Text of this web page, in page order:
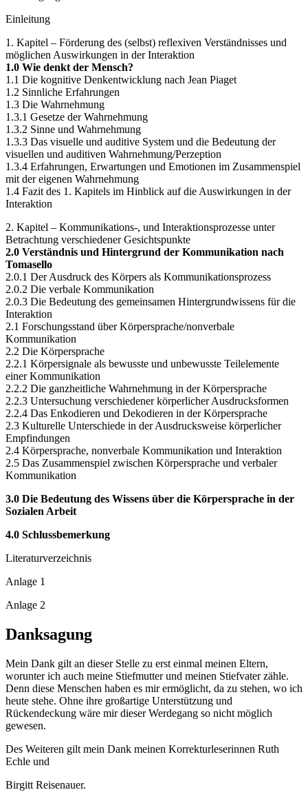
1. Kapitel – Förderung des (selbst) reflexiven Verständnisses und
möglichen Auswirkungen in der Interaktion
1.0 Wie denkt der Mensch?
1.1 Die kognitive Denkentwicklung nach Jean Piaget
1.2 Sinnliche Erfahrungen
1.3 Die Wahrnehmung
1.3.1 Gesetze der Wahrnehmung
1.3.2 Sinne und Wahrnehmung
1.3.3 Das visuelle und auditive System und die Bedeutung der
visuellen und auditiven Wahrnehmung/Perzeption
1.3.4 Erfahrungen, Erwartungen und Emotionen im Zusammenspiel
mit der eigenen Wahrnehmung
1.4 Fazit des 1. Kapitels im Hinblick auf die Auswirkungen in der
2. Kapitel – Kommunikations-, und Interaktionsprozesse unter
Betrachtung verschiedener Gesichtspunkte
2.0 Verständnis und Hintergrund der Kommunikation nach
Tomasello
2.0.1 Der Ausdruck des Körpers als Kommunikationsprozess
2.0.2 Die verbale Kommunikation
2.0.3 Die Bedeutung des gemeinsamen Hintergrundwissens für die
Interaktion
2.1 Forschungsstand über Körpersprache/nonverbale
Kommunikation
2.2 Die Körpersprache
2.2.1 Körpersignale als bewusste und unbewusste Teilelemente
einer Kommunikation
2.2.2 Die ganzheitliche Wahrnehmung in der Körpersprache
2.2.3 Untersuchung verschiedener körperlicher Ausdrucksformen
2.2.4 Das Enkodieren und Dekodieren in der Körpersprache
2.3 Kulturelle Unterschiede in der Ausdrucksweise körperlicher
Empfindungen
2.4 Körpersprache, nonverbale Kommunikation und Interaktion
2.5 Das Zusammenspiel zwischen Körpersprache und verbaler
3.0 Die Bedeutung des Wissens über die Körpersprache in der
Danksagung
Mein Dank gilt an dieser Stelle zu erst einmal meinen Eltern,
worunter ich auch meine Stiefmutter und meinen Stiefvater zähle.
Denn diese Menschen haben es mir ermöglicht, da zu stehen, wo ich
heute stehe. Ohne ihre großartige Unterstützung und
Rückendeckung wäre mir dieser Werdegang so nicht möglich
Des Weiteren gilt mein Dank meinen Korrekturleserinnen Ruth